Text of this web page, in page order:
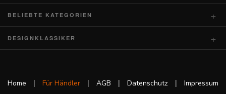
BELIEBTE KATEGORIEN
DESIGNKLASSIKER
Home | Für Händler | AGB | Datenschutz | Impressum